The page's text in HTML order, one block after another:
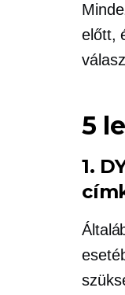
előtt,
5
1.